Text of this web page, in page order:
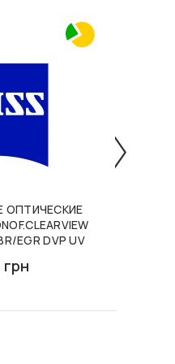
EGR DVP UV